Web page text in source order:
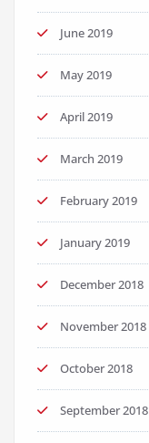
June 2019
May 2019
April 2019
March 2019
February 2019
January 2019
December 2018
November 2018
October 2018
September 2018